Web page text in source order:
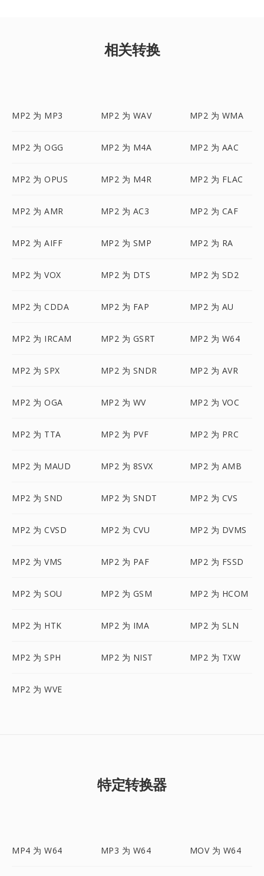
相关转换
MP2 为 MP3 MP2 为 WAV MP2 为 WMA
MP2 为 OGG MP2 为 M4A MP2 为 AAC
MP2 为 OPUS MP2 为 M4R MP2 为 FLAC
MP2 为 AMR MP2 为 AC3 MP2 为 CAF
MP2 为 AIFF MP2 为 SMP MP2 为 RA
MP2 为 VOX MP2 为 DTS MP2 为 SD2
MP2 为 CDDA MP2 为 FAP MP2 为 AU
MP2 为 IRCAM MP2 为 GSRT MP2 为 W64
MP2 为 SPX MP2 为 SNDR MP2 为 AVR
MP2 为 OGA MP2 为 WV MP2 为 VOC
MP2 为 TTA MP2 为 PVF MP2 为 PRC
MP2 为 MAUD MP2 为 8SVX MP2 为 AMB
MP2 为 SND MP2 为 SNDT MP2 为 CVS
MP2 为 CVSD MP2 为 CVU MP2 为 DVMS
MP2 为 VMS MP2 为 PAF MP2 为 FSSD
MP2 为 SOU MP2 为 GSM MP2 为 HCOM
MP2 为 HTK MP2 为 IMA MP2 为 SLN
MP2 为 SPH MP2 为 NIST MP2 为 TXW
MP2 为 WVE
特定转换器
MP4 为 W64 MP3 为 W64 MOV 为 W64